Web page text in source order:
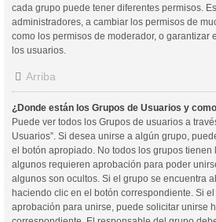
cada grupo puede tener diferentes permisos.
administradores, a cambiar los permisos de
como los permisos de moderador, o garantizar
los usuarios.
Arriba
¿Donde están los Grupos de Usuarios y
Puede ver todos los Grupos de usuarios a
Usuarios”. Si desea unirse a algún grupo,
el botón apropiado. No todos los grupos tienen
algunos requieren aprobación para poder
algunos son ocultos. Si el grupo se encuentra
haciendo clic en el botón correspondiente. Si
aprobación para unirse, puede solicitar unirse